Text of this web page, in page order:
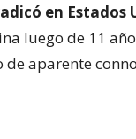
en Estados
luego de 11
de aparente